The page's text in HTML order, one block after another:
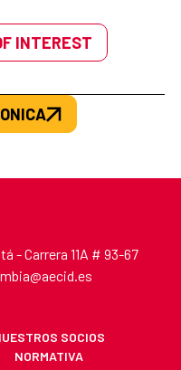
INTEREST
- Carrera 11A # 93-67
SOCIOS
NORMATIVA